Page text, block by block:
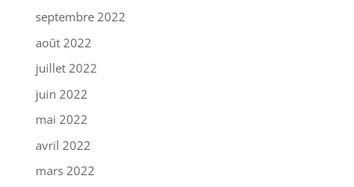
septembre 2022
août 2022
juillet 2022
juin 2022
mai 2022
avril 2022
mars 2022